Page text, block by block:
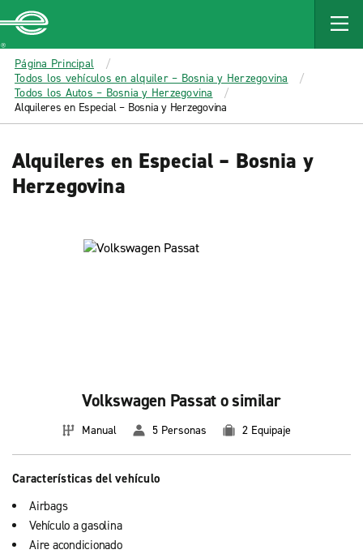
MAIN
CONTENT
Enterprise
Página Principal
Todos los vehículos en alquiler – Bosnia y Herzegovina
Todos los Autos – Bosnia y Herzegovina
Alquileres en Especial – Bosnia y Herzegovina
Alquileres en Especial – Bosnia y
Herzegovina
Volkswagen Passat o similar
Manual 5 Personas 2 Equipaje
Características del vehículo
Airbags
Vehículo a gasolina
Aire acondicionado